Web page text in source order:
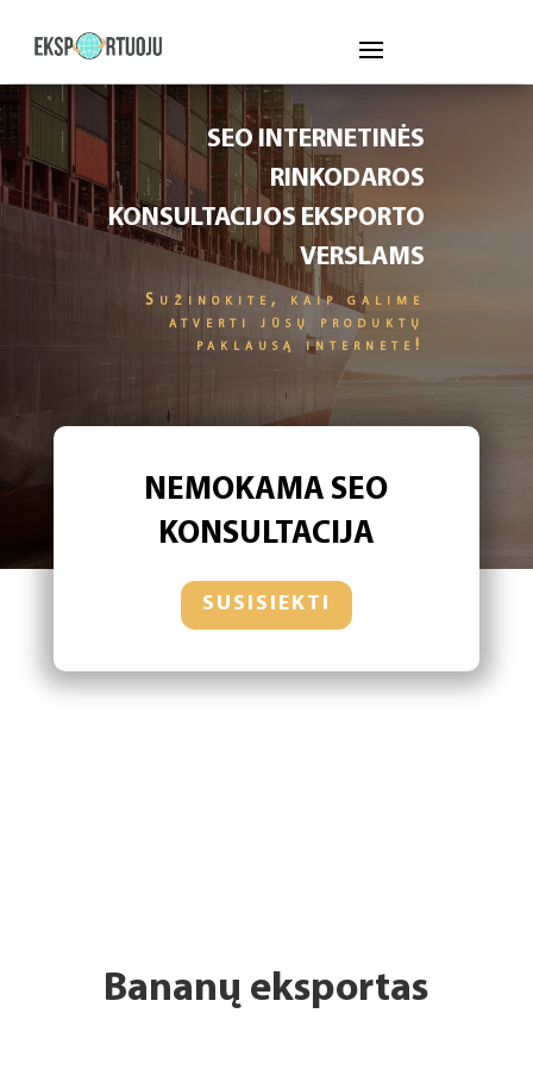
SEO INTERNETINĖS
RINKODAROS
KONSULTACIJOS EKSPORTO
VERSLAMS
Sužinokite, kaip galime
atverti jūsų produktų
paklausą internete!
NEMOKAMA SEO
KONSULTACIJA
SUSISIEKTI
Bananų eksportas